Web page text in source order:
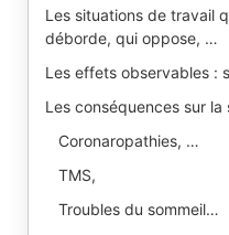
Les situations de travail
déborde, qui oppose, …
Les effets observables :
Les conséquences sur la
Coronaropathies, …
TMS,
Troubles du sommeil…